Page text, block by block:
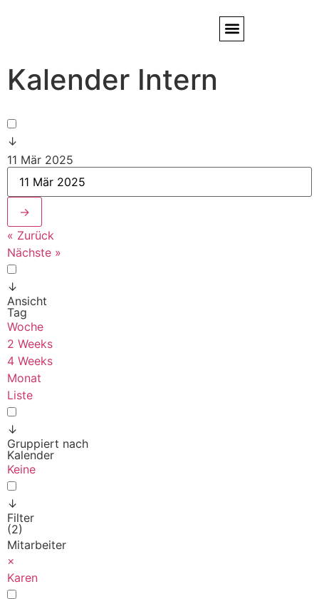
Kalender Intern
↓
11 Mär 2025
→
« Zurück
Nächste »
↓
Ansicht
Tag
Woche
2 Weeks
4 Weeks
Monat
Liste
↓
Gruppiert nach
Kalender
Keine
↓
Filter
(2)
Mitarbeiter
×
Karen